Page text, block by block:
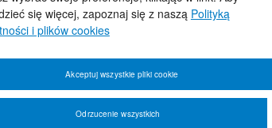
się więcej, zapoznaj się z naszą Polityką
i plików cookies
Odrzucenie wszystkich
Akceptuj wszystkie pliki cookie